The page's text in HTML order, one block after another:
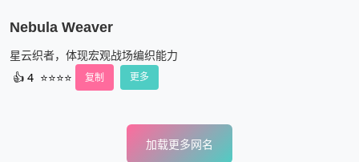
Nebula Weaver
星云织者，体现宏观战场编织能力
👍 4 ⭐⭐⭐⭐ 复制 更多
加载更多网名